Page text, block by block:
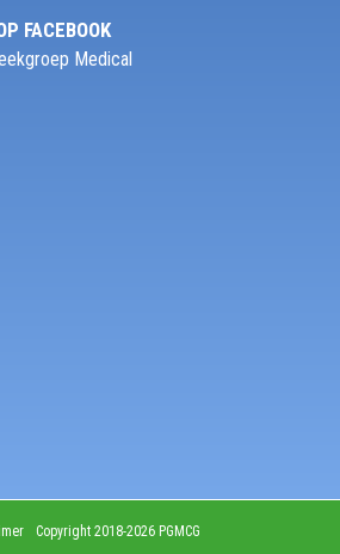
FACEBOOK
Medical
Copyright 2018-2026 PGMCG